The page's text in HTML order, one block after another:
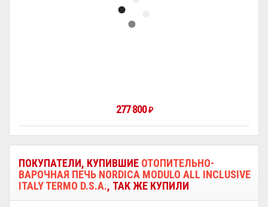
277 800₽
ПОКУПАТЕЛИ, КУПИВШИЕ ОТОПИТЕЛЬНО-
ВАРОЧНАЯ ПЕЧЬ NORDICA MODULO ALL INCLUSIVE
ITALY TERMO D.S.A., ТАК ЖЕ КУПИЛИ